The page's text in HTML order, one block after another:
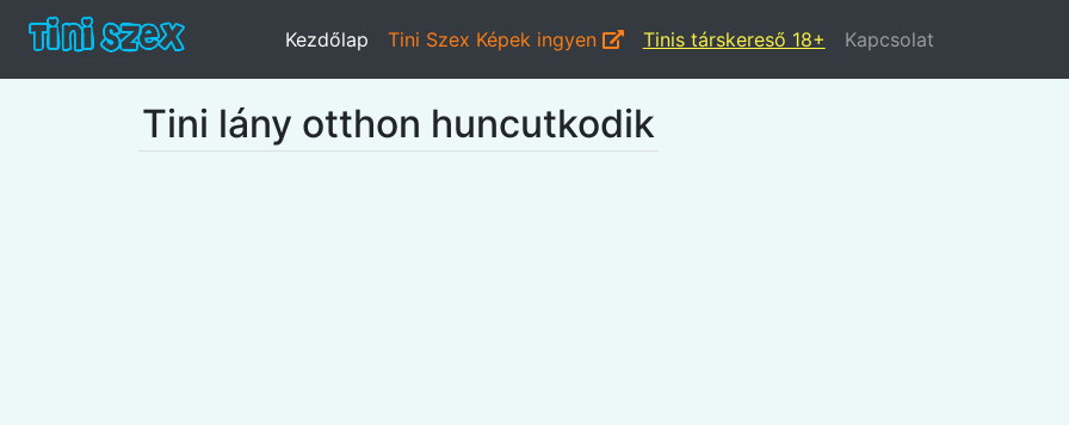
Kezdőlap Tini Szex Képek ingyen Tinis társkereső 18+ Kapcsolat
Tini lány otthon huncutkodik